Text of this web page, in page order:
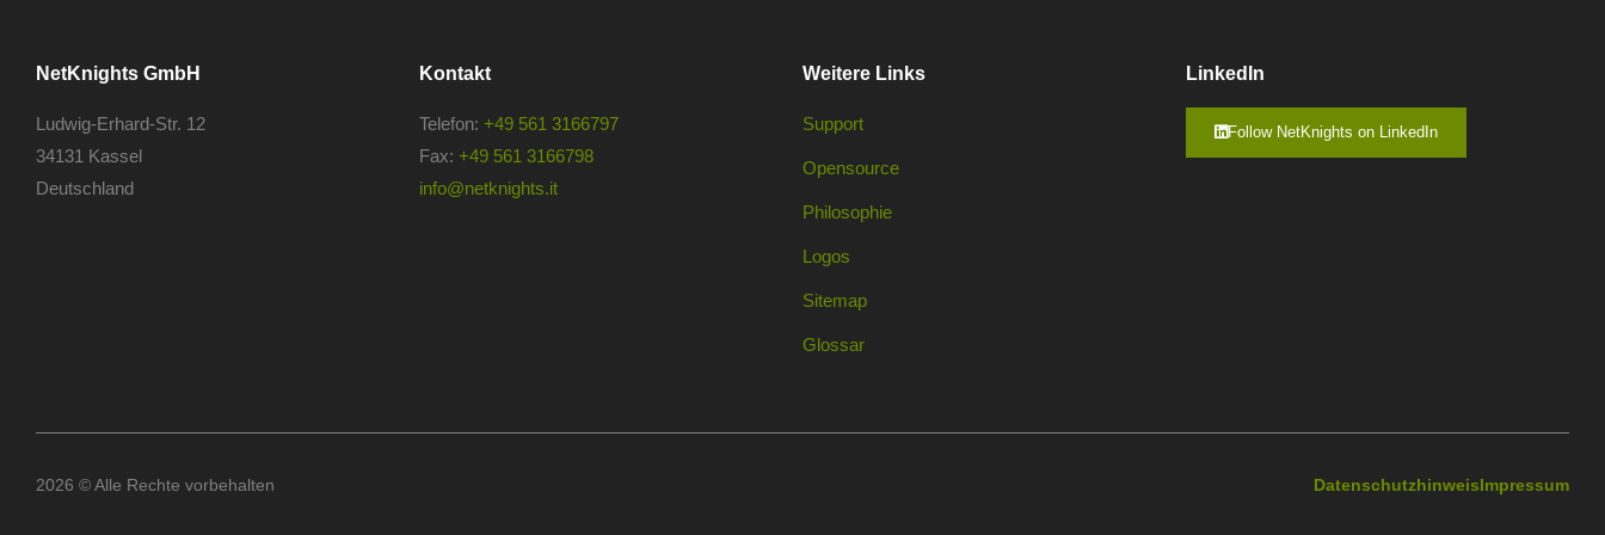
NetKnights GmbH
Ludwig-Erhard-Str. 12
34131 Kassel
Deutschland
Kontakt
Telefon: +49 561 3166797
Fax: +49 561 3166798
info@netknights.it
Weitere Links
Support
Opensource
Philosophie
Logos
Sitemap
Glossar
LinkedIn
Follow NetKnights on LinkedIn
2026 © Alle Rechte vorbehalten DatenschutzhinweisImpressum